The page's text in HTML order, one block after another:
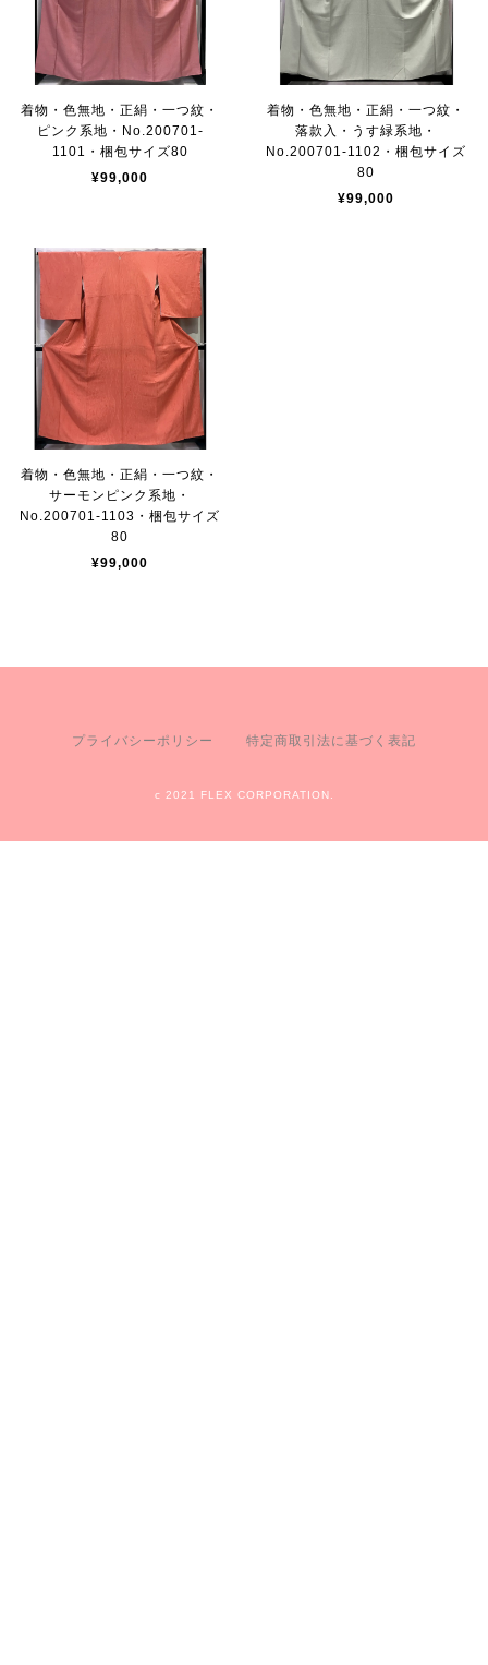
着物・色無地・正絹・一つ紋・
ピンク系地・No.200701-
1101・梱包サイズ80
¥99,000
着物・色無地・正絹・一つ紋・
落款入・うす緑系地・
No.200701-1102・梱包サイズ
80
¥99,000
着物・色無地・正絹・一つ紋・
サーモンピンク系地・
No.200701-1103・梱包サイズ
80
¥99,000
プライバシーポリシー 特定商取引法に基づく表記
c 2021 FLEX CORPORATION.